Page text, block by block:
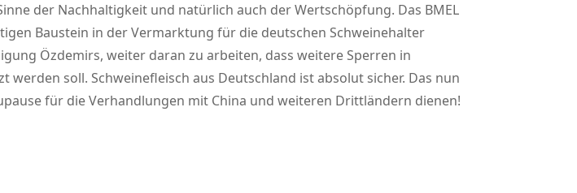
der Nachhaltigkeit und natürlich auch der Wertschöpfung. Das BMEL
Baustein in der Vermarktung für die deutschen Schweinehalter
Özdemirs, weiter daran zu arbeiten, dass weitere Sperren in
soll. Schweinefleisch aus Deutschland ist absolut sicher. Das nun
für die Verhandlungen mit China und weiteren Drittländern dienen!